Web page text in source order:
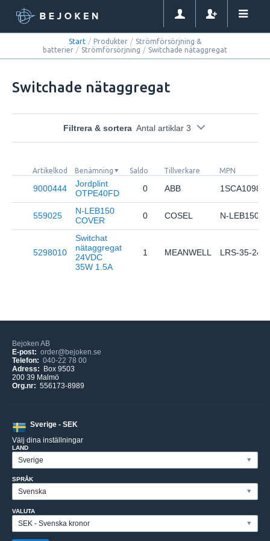
Start / Produkter / Strömförsörjning &
batterier / Strömförsörjning / Switchade nätaggregat
Switchade nätaggregat
Filtrera & sortera Antal artiklar 3
Artikelkod Benämning Saldo Tillverkare MPN
9000444
Jordplint
OTPE40FD
0 ABB
559025
N-LEB150
COVER
0 COSEL N-LEB150
5298010
Switchat
nätaggregat
24VDC
35W 1.5A
1 MEANWELL LRS-35-24
Bejoken AB
E-post: order@bejoken.se
Telefon: 040-22 78 00
Adress: Box 9503
200 39 Malmö
Org.nr: 556173-8989
Sverige - SEK
Välj dina inställningar
LAND
SPRÅK
VALUTA